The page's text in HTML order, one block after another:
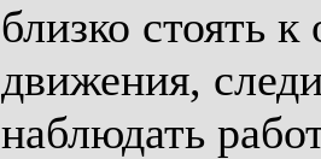
близко стоять к
движения,
наблюдать